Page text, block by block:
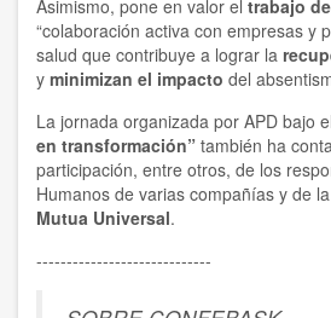
Asimismo, pone en valor el trabajo
“colaboración activa con empresas y
salud que contribuye a lograr la
y minimizan el impacto del
La jornada organizada por APD bajo
en transformación” también ha
participación, entre otros, de los
Humanos de varias compañías y de
Mutua Universal.
-----------------------------